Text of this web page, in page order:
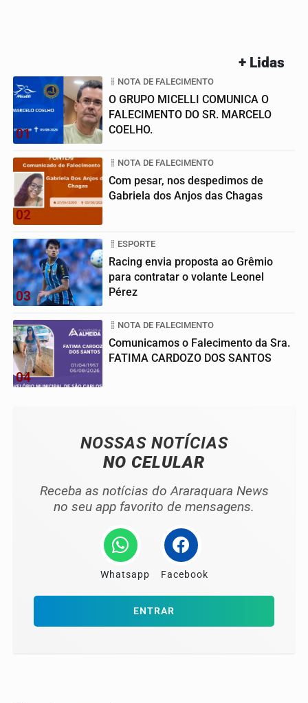
+ Lidas
01
NOTA DE FALECIMENTO
O GRUPO MICELLI COMUNICA O
FALECIMENTO DO SR. MARCELO
COELHO.
02
NOTA DE FALECIMENTO
Com pesar, nos despedimos de
Gabriela dos Anjos das Chagas
03
ESPORTE
Racing envia proposta ao Grêmio
para contratar o volante Leonel
Pérez
04
NOTA DE FALECIMENTO
Comunicamos o Falecimento da Sra.
FATIMA CARDOZO DOS SANTOS
NOSSAS NOTÍCIAS
NO CELULAR
Receba as notícias do Araraquara News
no seu app favorito de mensagens.
Whatsapp Facebook
ENTRAR